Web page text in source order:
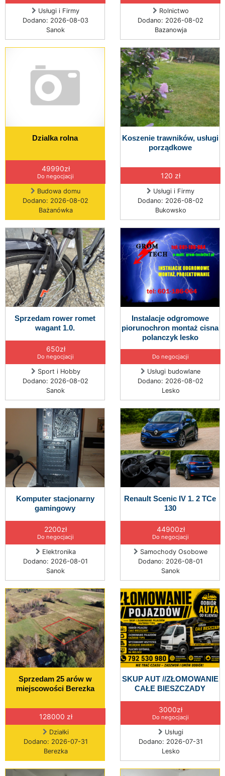
Usługi i Firmy
Dodano: 2026-08-03
Sanok
Rolnictwo
Dodano: 2026-08-02
Bazanowja
Dzialka rolna
49990zł
Do negocjacji
Budowa domu
Dodano: 2026-08-02
Bażanówka
Koszenie trawników, usługi
porządkowe
120 zł
Usługi i Firmy
Dodano: 2026-08-02
Bukowsko
Sprzedam rower romet
wagant 1.0.
650zł
Do negocjacji
Sport i Hobby
Dodano: 2026-08-02
Sanok
Instalacje odgromowe
piorunochron montaż cisna
polanczyk lesko
Do negocjacji
Usługi budowlane
Dodano: 2026-08-02
Lesko
Komputer stacjonarny
gamingowy
2200zł
Do negocjacji
Elektronika
Dodano: 2026-08-01
Sanok
Renault Scenic IV 1. 2 TCe
130
44900zł
Do negocjacji
Samochody Osobowe
Dodano: 2026-08-01
Sanok
Sprzedam 25 arów w
miejscowości Berezka
128000 zł
Działki
Dodano: 2026-07-31
Berezka
SKUP AUT //ZŁOMOWANIE
CAŁE BIESZCZADY
3000zł
Do negocjacji
Usługi
Dodano: 2026-07-31
Lesko